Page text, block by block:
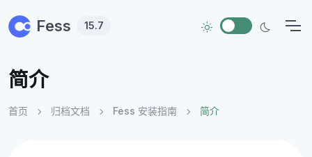
Fess 15.7
简介
首页 归档文档 Fess 安装指南 简介